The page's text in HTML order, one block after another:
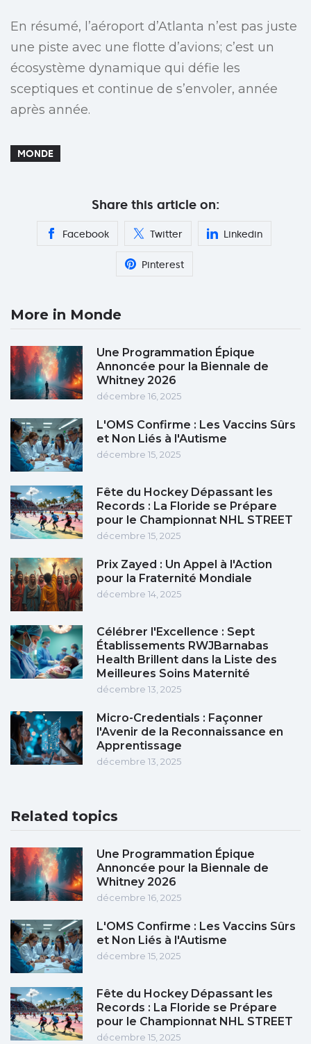
En résumé, l’aéroport d’Atlanta n’est pas juste
une piste avec une flotte d’avions; c’est un
écosystème dynamique qui défie les
sceptiques et continue de s’envoler, année
après année.
MONDE
Share this article on:
Facebook Twitter Linkedin
Pinterest
More in Monde
Une Programmation Épique
Annoncée pour la Biennale de
Whitney 2026
décembre 16, 2025
L'OMS Confirme : Les Vaccins Sûrs
et Non Liés à l'Autisme
décembre 15, 2025
Fête du Hockey Dépassant les
Records : La Floride se Prépare
pour le Championnat NHL STREET
décembre 15, 2025
Prix Zayed : Un Appel à l'Action
pour la Fraternité Mondiale
décembre 14, 2025
Célébrer l'Excellence : Sept
Établissements RWJBarnabas
Health Brillent dans la Liste des
Meilleures Soins Maternité
décembre 13, 2025
Micro-Credentials : Façonner
l'Avenir de la Reconnaissance en
Apprentissage
décembre 13, 2025
Related topics
Une Programmation Épique
Annoncée pour la Biennale de
Whitney 2026
décembre 16, 2025
L'OMS Confirme : Les Vaccins Sûrs
et Non Liés à l'Autisme
décembre 15, 2025
Fête du Hockey Dépassant les
Records : La Floride se Prépare
pour le Championnat NHL STREET
décembre 15, 2025